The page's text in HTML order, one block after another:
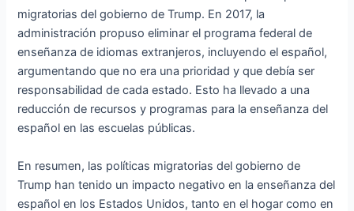
migratorias del gobierno de Trump. En 2017, la
administración propuso eliminar el programa federal de
enseñanza de idiomas extranjeros, incluyendo el español,
argumentando que no era una prioridad y que debía ser
responsabilidad de cada estado. Esto ha llevado a una
reducción de recursos y programas para la enseñanza del
español en las escuelas públicas.
En resumen, las políticas migratorias del gobierno de
Trump han tenido un impacto negativo en la enseñanza del
español en los Estados Unidos, tanto en el hogar como en